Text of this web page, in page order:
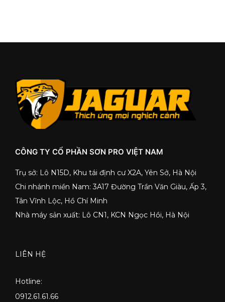
CÔNG TY CỔ PHẦN SƠN PRO VIỆT NAM
Trụ sở: Lô N15D, Khu tái định cư X2A, Yên Sở, Hà Nội
Chi nhánh miền Nam: 3A17 Đường Trần Văn Giàu, Ấp 3,
Tân Vĩnh Lộc, Hồ Chí Minh
Nhà máy sản xuất: Lô CN1, KCN Ngọc Hồi, Hà Nội
LIÊN HỆ
Hotline:
0912.61.61.66